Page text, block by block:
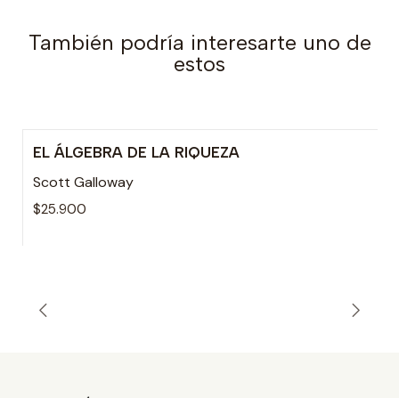
También podría interesarte uno de
estos
EL ÁLGEBRA DE LA RIQUEZA
Scott Galloway
$25.900